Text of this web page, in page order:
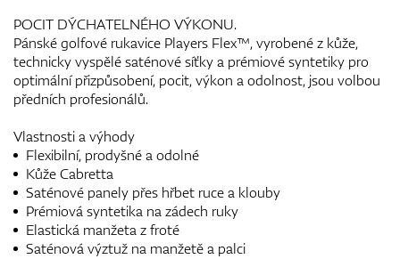
POCIT DÝCHATELNÉHO VÝKONU.
Pánské golfové rukavice Players Flex™, vyrobené z kůže,
technicky vyspělé saténové síťky a prémiové syntetiky pro
optimální přizpůsobení, pocit, výkon a odolnost, jsou volbou
předních profesionálů.
Vlastnosti a výhody
Flexibilní, prodyšné a odolné
Kůže Cabretta
Saténové panely přes hřbet ruce a klouby
Prémiová syntetika na zádech ruky
Elastická manžeta z froté
Saténová výztuž na manžetě a palci